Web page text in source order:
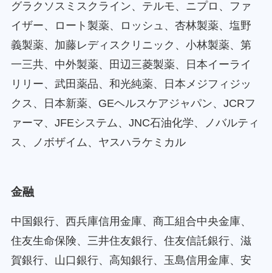
グラクソスミスクライン、テルモ、ニプロ、ファ
イザー、ロート製薬、ロッシュ、杏林製薬、塩野
義製薬、加藤レディスクリニック、小林製薬、第
一三共、中外製薬、田辺三菱製薬、日本イーライ
リリー、武田薬品、和光純薬、日本メジフィジッ
クス、日本新薬、GEヘルスケアジャパン、JCRフ
ァーマ、JFEシステム、JNC石油化学、ノバルティ
ス、ノボザイム、ヤスハラケミカル
金融
中国銀行、西兵庫信用金庫、商工組合中央金庫、
住友生命保険、三井住友銀行、住友信託銀行、滋
賀銀行、山口銀行、高知銀行、玉島信用金庫、安